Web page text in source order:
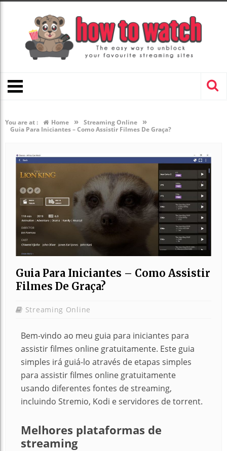
You are at : Home » Streaming Online »
Guia Para Iniciantes – Como Assistir Filmes De Graça?
Guia Para Iniciantes – Como Assistir
Filmes De Graça?
Streaming Online
Bem-vindo ao meu guia para iniciantes para
assistir filmes online gratuitamente. Este guia
simples irá guiá-lo através de etapas simples
para assistir filmes online gratuitamente
usando diferentes fontes de streaming,
incluindo Stremio, Kodi e servidores de torrent.
Melhores plataformas de
streaming